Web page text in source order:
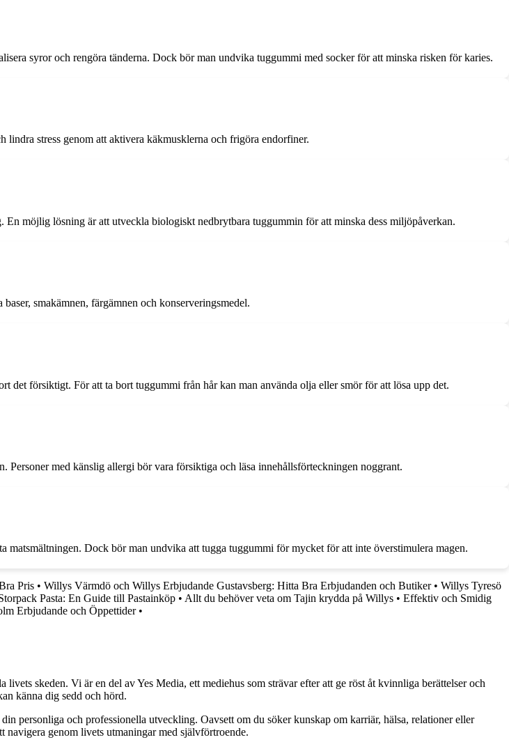
syror och rengöra tänderna. Dock bör man undvika tuggummi med socker för att minska risken för karies.
stress genom att aktivera käkmusklerna och frigöra endorfiner.
möjlig lösning är att utveckla biologiskt nedbrytbara tuggummin för att minska dess miljöpåverkan.
smakämnen, färgämnen och konserveringsmedel.
det försiktigt. För att ta bort tuggummi från hår kan man använda olja eller smör för att lösa upp det.
Personer med känslig allergi bör vara försiktiga och läsa innehållsförteckningen noggrant.
Dock bör man undvika att tugga tuggummi för mycket för att inte överstimulera magen.
Pris • Willys Värmdö och Willys Erbjudande Gustavsberg: Hitta Bra Erbjudanden och Butiker• Willys Tyresö
Pasta: En Guide till Pastainköp • Allt du behöver veta om Tajin krydda på Willys • Effektiv och Smidig
Erbjudande och Öppettider•
skeden. Vi är en del av Yes Media, ett mediehus som strävar efter att ge röst åt kvinnliga berättelser och
känna dig sedd och hörd.
personliga och professionella utveckling. Oavsett om du söker kunskap om karriär, hälsa, relationer eller
genom livets utmaningar med självförtroende.